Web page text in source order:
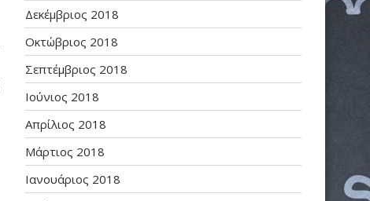
Δεκέμβριος 2018
Οκτώβριος 2018
Σεπτέμβριος 2018
Ιούνιος 2018
Απρίλιος 2018
Μάρτιος 2018
Ιανουάριος 2018